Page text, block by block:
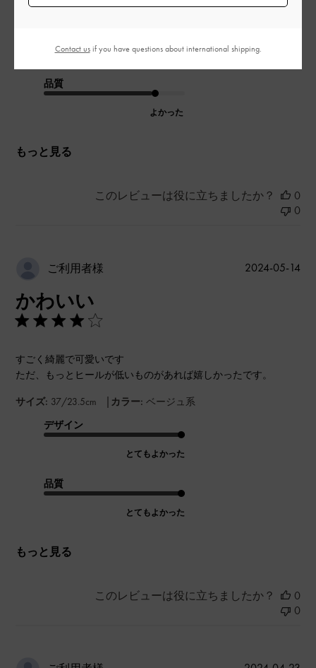
とてもよかった
品質
よかった
もっと見る
このレビューは役に立ちましたか？
0
0
ご利用者様
かわいい
すごく綺麗で可愛いです
ただ、もっとヒールが低いものがあれば嬉しかったです。
サイズ: 37/23.5cm | カラー: ベージュ系
デザイン
とてもよかった
品質
とてもよかった
もっと見る
公
2024-05-14
このレビューは役に立ちましたか？
0
0
Contact usif you have questions about international shipping.